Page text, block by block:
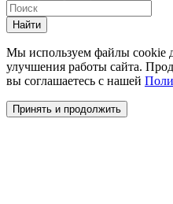
Найти
Мы используем файлы cookie
улучшения работы сайта.
вы соглашаетесь с нашей
Принять и продолжить